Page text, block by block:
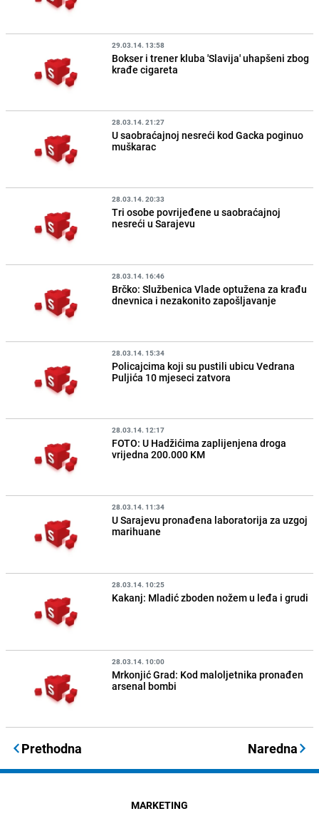
29.03.14. 13:58
Bokser i trener kluba 'Slavija' uhapšeni zbog
krađe cigareta
28.03.14. 21:27
U saobraćajnoj nesreći kod Gacka poginuo
muškarac
28.03.14. 20:33
Tri osobe povrijeđene u saobraćajnoj
nesreći u Sarajevu
28.03.14. 16:46
Brčko: Službenica Vlade optužena za krađu
dnevnica i nezakonito zapošljavanje
28.03.14. 15:34
Policajcima koji su pustili ubicu Vedrana
Puljića 10 mjeseci zatvora
28.03.14. 12:17
FOTO: U Hadžićima zaplijenjena droga
vrijedna 200.000 KM
28.03.14. 11:34
U Sarajevu pronađena laboratorija za uzgoj
marihuane
28.03.14. 10:25
Kakanj: Mladić zboden nožem u leđa i grudi
28.03.14. 10:00
Mrkonjić Grad: Kod maloljetnika pronađen
arsenal bombi
Prethodna Naredna
MARKETING